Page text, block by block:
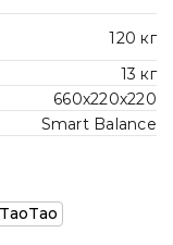
120 кг
13 кг
660х220х220
Smart Balance